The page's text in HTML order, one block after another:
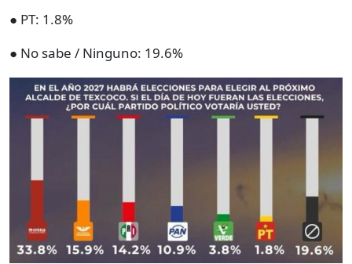
● PT: 1.8%
● No sabe / Ninguno: 19.6%